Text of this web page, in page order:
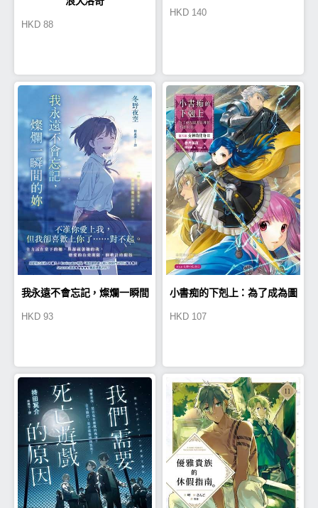
HKD 88
HKD 140
我永遠不會忘記，燦爛一瞬間
HKD 93
小書痴的下剋上：為了成為圖
部】女神的化身II
HKD 107